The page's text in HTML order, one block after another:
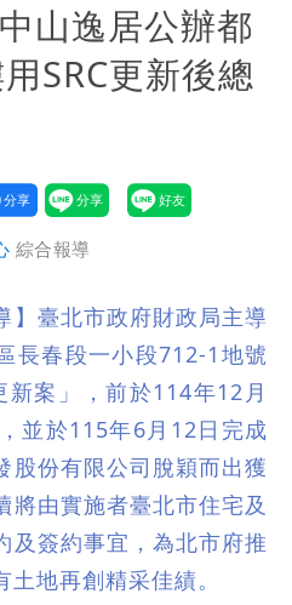
捐500萬獎學金延續愛
鄭明典示警「恐遇黑潮
藏警訊：不利強度維持
山逸居公辦都
SRC更新後總
綜合報導
】臺北市政府財政局主導
長春段一小段712-1地號
案」，前於114年12月
並於115年6月12日完成
股份有限公司脫穎而出獲
將由實施者臺北市住宅及
及簽約事宜，為北市府推
地再創精采佳績。